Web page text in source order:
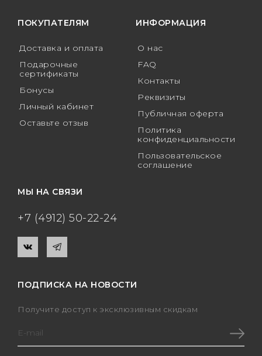
ПОКУПАТЕЛЯМ
Доставка и оплата
Подарочные
сертификаты
Бонусы
Личный кабинет
Оставьте отзыв
ИНФОРМАЦИЯ
О нас
FAQ
Контакты
Реквизиты
Публичная оферта
Политика
конфиденциальности
Пользовательское
соглашение
МЫ НА СВЯЗИ
+7 (4912) 50-22-24
ПОДПИСКА НА НОВОСТИ
Получите доступ к эксклюзивным скидкам